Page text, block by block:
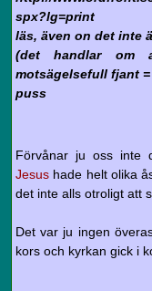
spx?lg=print
läs, även on det inte
(det handlar om
motsägelsefull fjant
puss
Förvånar ju oss inte
Jesus hade helt olika
det inte alls otroligt att
Det var ju ingen
kors och kyrkan gick i